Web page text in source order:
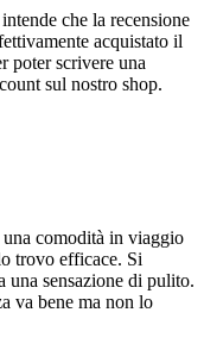
che la recensione
acquistato il
poter scrivere una
sul nostro shop.
comodità in viaggio
trovo efficace. Si
sensazione di pulito.
va bene ma non lo